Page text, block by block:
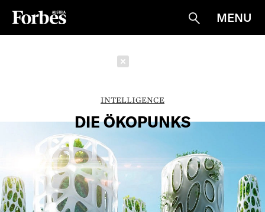
Suche
MENU
INTELLIGENCE
DIE ÖKOPUNKS